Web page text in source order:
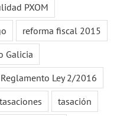
PXOM
reforma fiscal 2015
Galicia
Reglamento Ley 2/2016
tasaciones
tasación